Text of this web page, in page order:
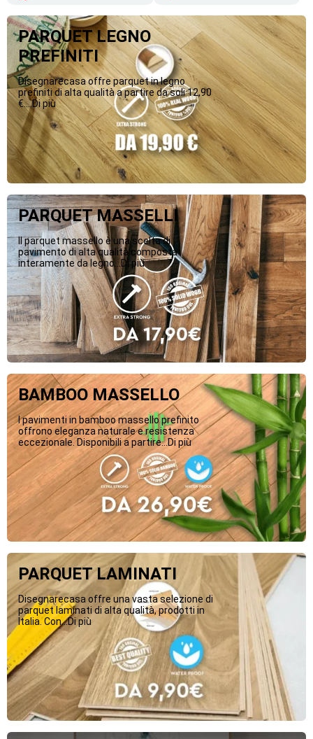
PARQUET LEGNO
PREFINITI
Disegnarecasa offre parquet in legno
prefiniti di alta qualità a partire da soli 12,90
€....Di più
PARQUET MASSELLI
Il parquet massello è una scelta di
pavimento di alta qualità composta
interamente da legno...Di più
BAMBOO MASSELLO
I pavimenti in bamboo massello prefinito
offrono eleganza naturale e resistenza
eccezionale. Disponibili a partire...Di più
PARQUET LAMINATI
Disegnarecasa offre una vasta selezione di
parquet laminati di alta qualità, prodotti in
Italia. Con...Di più